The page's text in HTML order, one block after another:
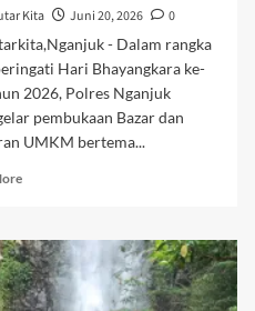
Kita Juni 20, 2026
0
- Dalam rangka
Hari Bhayangkara ke-
2026, Polres Nganjuk
pembukaan Bazar dan
UMKM bertema...
Read
Polres
Nganjuk
Gelar
Bazar